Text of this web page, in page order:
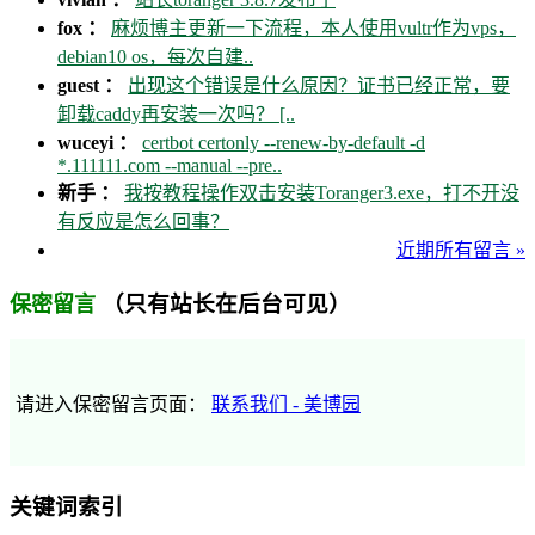
fox ： 麻烦博主更新一下流程，本人使用vultr作为vps，
debian10 os，每次自建..
guest ： 出现这个错误是什么原因？证书已经正常，要
卸载caddy再安装一次吗？ [..
wuceyi ： certbot certonly --renew-by-default -d
*.111111.com --manual --pre..
新手 ： 我按教程操作双击安装Toranger3.exe，打不开没
有反应是怎么回事？
近期所有留言 »
保密留言 （只有站长在后台可见）
请进入保密留言页面： 联系我们 - 美博园
关键词索引